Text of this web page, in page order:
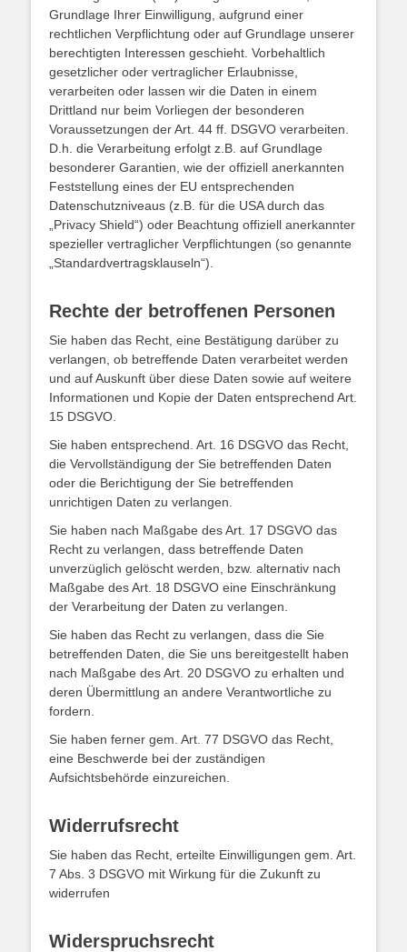
Grundlage Ihrer Einwilligung, aufgrund einer
rechtlichen Verpflichtung oder auf Grundlage unserer
berechtigten Interessen geschieht. Vorbehaltlich
gesetzlicher oder vertraglicher Erlaubnisse,
verarbeiten oder lassen wir die Daten in einem
Drittland nur beim Vorliegen der besonderen
Voraussetzungen der Art. 44 ff. DSGVO verarbeiten.
D.h. die Verarbeitung erfolgt z.B. auf Grundlage
besonderer Garantien, wie der offiziell anerkannten
Feststellung eines der EU entsprechenden
Datenschutzniveaus (z.B. für die USA durch das
„Privacy Shield“) oder Beachtung offiziell anerkannter
spezieller vertraglicher Verpflichtungen (so genannte
„Standardvertragsklauseln“).
Rechte der betroffenen Personen
Sie haben das Recht, eine Bestätigung darüber zu
verlangen, ob betreffende Daten verarbeitet werden
und auf Auskunft über diese Daten sowie auf weitere
Informationen und Kopie der Daten entsprechend Art.
15 DSGVO.
Sie haben entsprechend. Art. 16 DSGVO das Recht,
die Vervollständigung der Sie betreffenden Daten
oder die Berichtigung der Sie betreffenden
unrichtigen Daten zu verlangen.
Sie haben nach Maßgabe des Art. 17 DSGVO das
Recht zu verlangen, dass betreffende Daten
unverzüglich gelöscht werden, bzw. alternativ nach
Maßgabe des Art. 18 DSGVO eine Einschränkung
der Verarbeitung der Daten zu verlangen.
Sie haben das Recht zu verlangen, dass die Sie
betreffenden Daten, die Sie uns bereitgestellt haben
nach Maßgabe des Art. 20 DSGVO zu erhalten und
deren Übermittlung an andere Verantwortliche zu
fordern.
Sie haben ferner gem. Art. 77 DSGVO das Recht,
eine Beschwerde bei der zuständigen
Aufsichtsbehörde einzureichen.
Widerrufsrecht
Sie haben das Recht, erteilte Einwilligungen gem. Art.
7 Abs. 3 DSGVO mit Wirkung für die Zukunft zu
widerrufen
Widerspruchsrecht